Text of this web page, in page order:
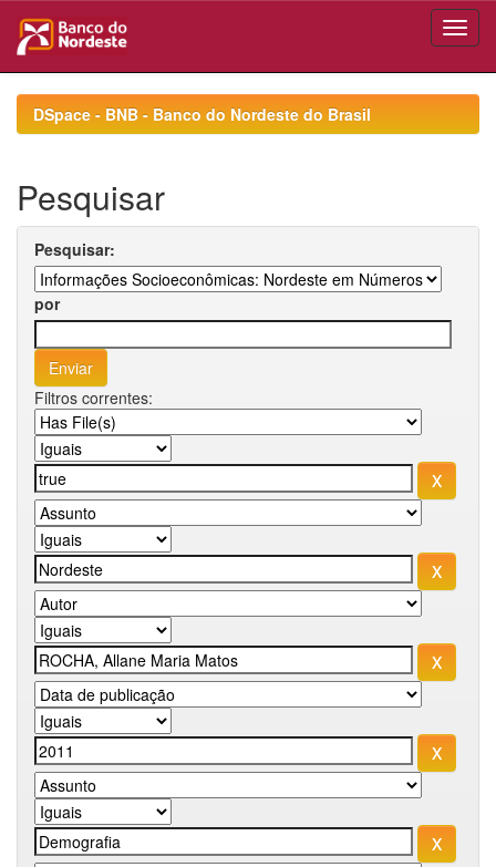
navigationDSpace - BNB - Banco do Nordeste do Brasil
Pesquisar
Pesquisar:
por
Filtros correntes: